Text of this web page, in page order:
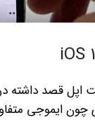
ایموجی